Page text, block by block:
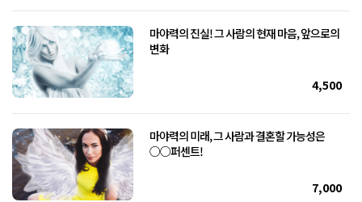
마야력의 진실! 그 사람의 현재 마음, 앞으로의
변화
4,500
마야력의 미래, 그 사람과 결혼할 가능성은
○○퍼센트!
7,000